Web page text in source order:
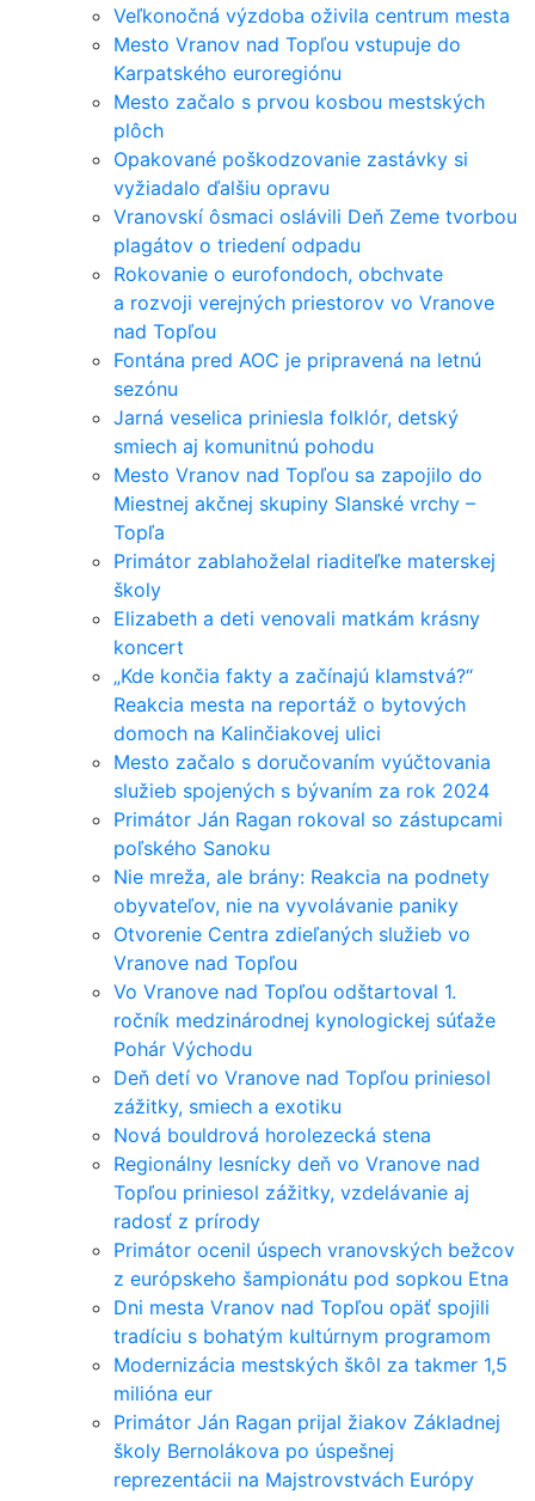
Veľkonočná výzdoba oživila centrum mesta
Mesto Vranov nad Topľou vstupuje do
Karpatského euroregiónu
Mesto začalo s prvou kosbou mestských
plôch
Opakované poškodzovanie zastávky si
vyžiadalo ďalšiu opravu
Vranovskí ôsmaci oslávili Deň Zeme tvorbou
plagátov o triedení odpadu
Rokovanie o eurofondoch, obchvate
a rozvoji verejných priestorov vo Vranove
nad Topľou
Fontána pred AOC je pripravená na letnú
sezónu
Jarná veselica priniesla folklór, detský
smiech aj komunitnú pohodu
Mesto Vranov nad Topľou sa zapojilo do
Miestnej akčnej skupiny Slanské vrchy –
Topľa
Primátor zablahoželal riaditeľke materskej
školy
Elizabeth a deti venovali matkám krásny
koncert
„Kde končia fakty a začínajú klamstvá?“
Reakcia mesta na reportáž o bytových
domoch na Kalinčiakovej ulici
Mesto začalo s doručovaním vyúčtovania
služieb spojených s bývaním za rok 2024
Primátor Ján Ragan rokoval so zástupcami
poľského Sanoku
Nie mreža, ale brány: Reakcia na podnety
obyvateľov, nie na vyvolávanie paniky
Otvorenie Centra zdieľaných služieb vo
Vranove nad Topľou
Vo Vranove nad Topľou odštartoval 1.
ročník medzinárodnej kynologickej súťaže
Pohár Východu
Deň detí vo Vranove nad Topľou priniesol
zážitky, smiech a exotiku
Nová bouldrová horolezecká stena
Regionálny lesnícky deň vo Vranove nad
Topľou priniesol zážitky, vzdelávanie aj
radosť z prírody
Primátor ocenil úspech vranovských bežcov
z európskeho šampionátu pod sopkou Etna
Dni mesta Vranov nad Topľou opäť spojili
tradíciu s bohatým kultúrnym programom
Modernizácia mestských škôl za takmer 1,5
milióna eur
Primátor Ján Ragan prijal žiakov Základnej
školy Bernolákova po úspešnej
reprezentácii na Majstrovstvách Európy